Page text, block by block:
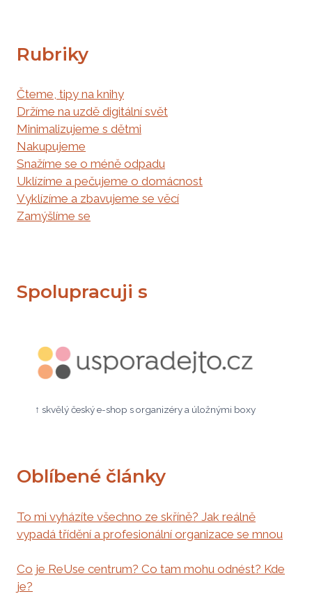
Rubriky
Čteme, tipy na knihy
Držíme na uzdě digitální svět
Minimalizujeme s dětmi
Nakupujeme
Snažíme se o méně odpadu
Uklízíme a pečujeme o domácnost
Vyklízíme a zbavujeme se věcí
Zamýšlíme se
Spolupracuji s
↑ skvělý český e-shop s organizéry a úložnými boxy
Oblíbené články
To mi vyházíte všechno ze skříně? Jak reálně
vypadá třídění a profesionální organizace se mnou
Co je ReUse centrum? Co tam mohu odnést? Kde
je?